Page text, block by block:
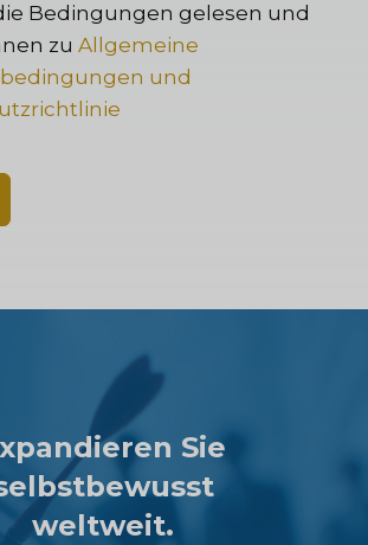
Bedingungen gelesen und
zu Allgemeine
und
Sie
weltweit.